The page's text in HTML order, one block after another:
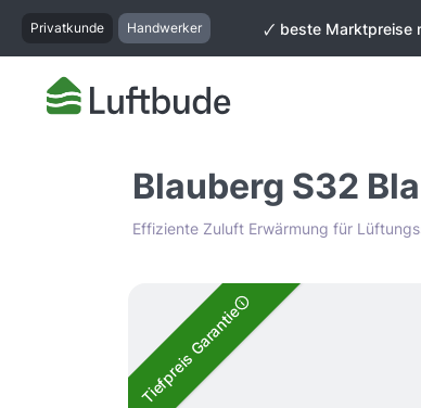
Zur Hauptnavigation springen
Privatkunde Handwerker 🗸 beste Marktpreise
Blauberg S32
Effiziente Zuluft Erwärmung für
Bildergalerie überspringen
Tiefpreis Garantie